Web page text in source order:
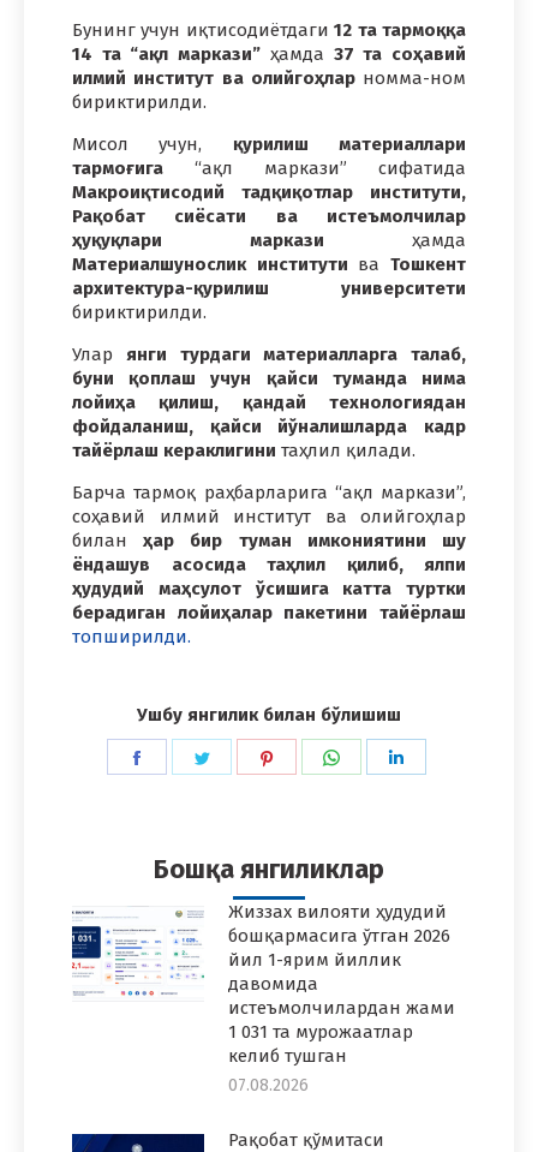
Бунинг учун иқтисодиётдаги12 та тармоққа
14 та “ақл маркази” ҳамда 37 та соҳавий
илмий институт ва олийгоҳлар номма-ном
бириктирилди.
Мисол учун, қурилиш материаллари
тармоғига “ақл маркази” сифатида
Макроиқтисодий тадқиқотлар институти,
Рақобат сиёсати ва истеъмолчилар
ҳуқуқлари маркази ҳамда
Материалшунослик институти ваТошкент
архитектура-қурилиш университети
бириктирилди.
Улар янги турдаги материалларга талаб,
буни қоплаш учун қайси туманда нима
лойиҳа қилиш, қандай технологиядан
фойдаланиш, қайси йўналишларда кадр
тайёрлаш кераклигини таҳлил қилади.
Барча тармоқ раҳбарларига “ақл маркази”,
соҳавий илмий институт ва олийгоҳлар
билан ҳар бир туман имкониятини шу
ёндашув асосида таҳлил қилиб, ялпи
ҳудудий маҳсулот ўсишига катта туртки
берадиган лойиҳалар пакетини тайёрлаш
топширилди.
Ушбу янгилик билан бўлишиш
Share
Share
Share
Share
Бошқа янгиликлар
Жиззах вилояти ҳудудий
бошқармасига ўтган 2026
йил 1-ярим йиллик
давомида
истеъмолчилардан жами
1 031 та мурожаатлар
келиб тушган
07.08.2026
Рақобат қўмитаси